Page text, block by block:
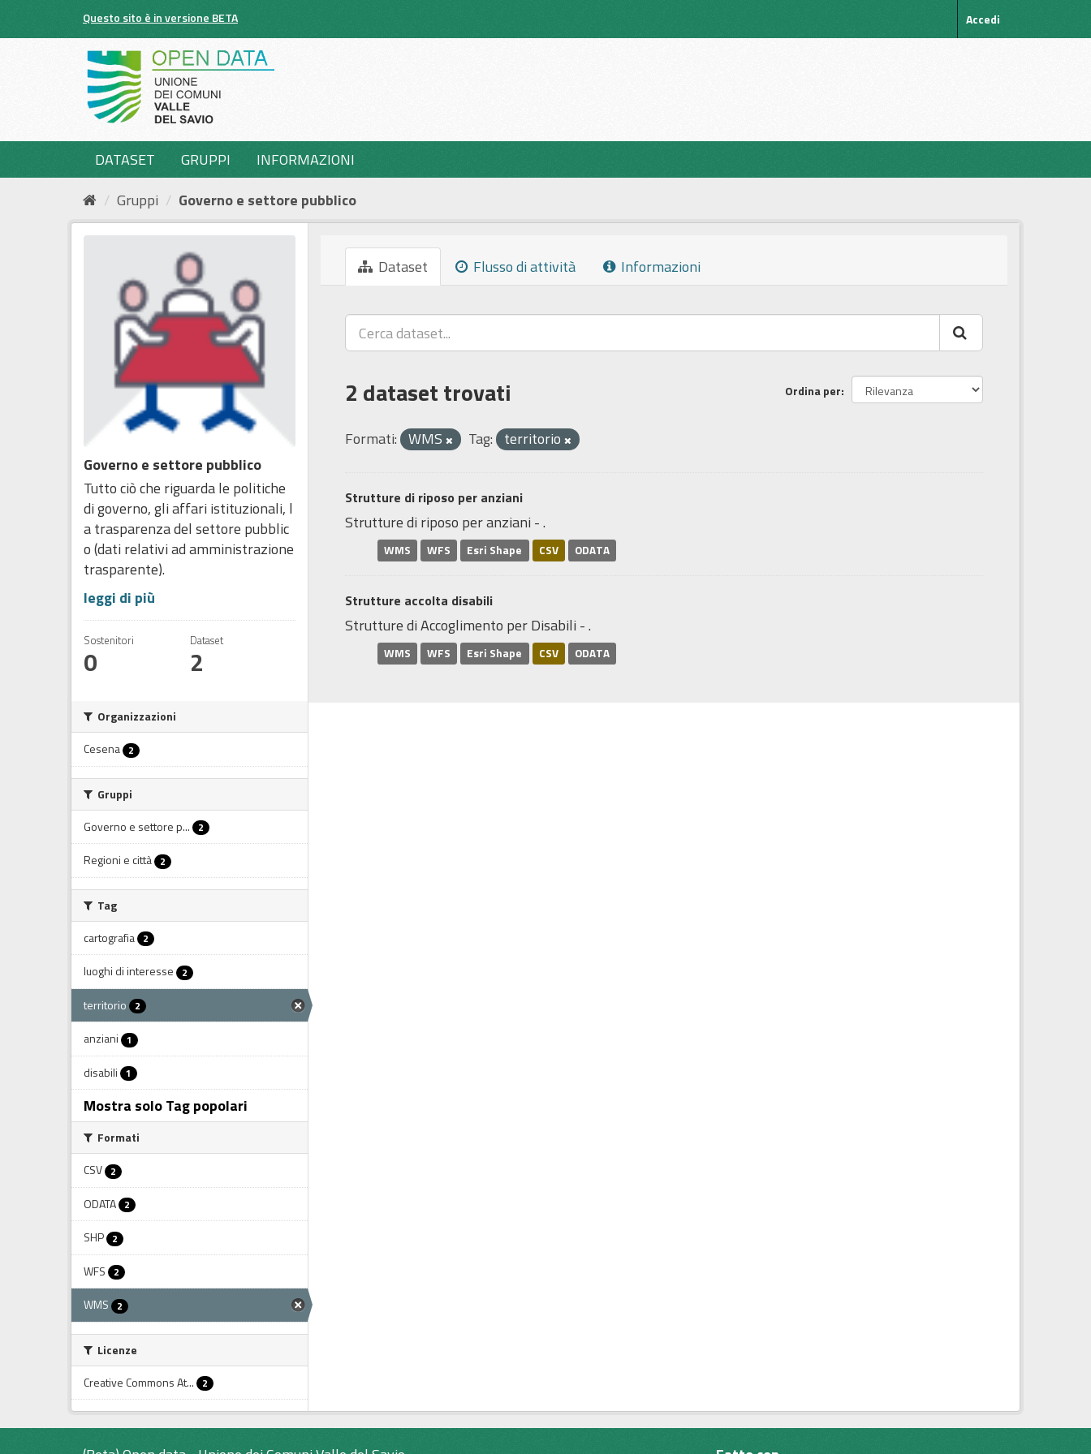
Questo sito è in versione BETA Accedi
DATASET GRUPPI
INFORMAZIONI
Gruppi
Governo e settore pubblico
Governo e settore pubblico
Tutto ciò che riguarda le politiche
di governo, gli affari istituzionali, l
a trasparenza del settore pubblic
o (dati relativi ad amministrazione
trasparente).
leggi di più
Sostenitori
0
Dataset
2
Organizzazioni
Cesena 2
Gruppi
Governo e settore p...
2
Regioni e città 2
Tag
cartografia 2
luoghi di interesse 2
territorio 2
anziani 1
disabili 1
Mostra solo Tag popolari
Formati
CSV 2
ODATA 2
SHP 2
WFS 2
WMS 2
Licenze
Creative Commons At...
2
Dataset Flusso di attività Informazioni
Ordina per
2 dataset trovati
Formati: WMS Tag: territorio
Strutture di riposo per anziani
Strutture di riposo per anziani - .
WMS WFS Esri Shape CSV ODATA
Strutture accolta disabili
Strutture di Accoglimento per Disabili - .
WMS WFS Esri Shape CSV ODATA